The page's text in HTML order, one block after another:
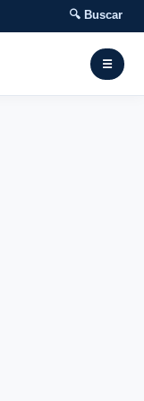
🔍 Buscar
☰